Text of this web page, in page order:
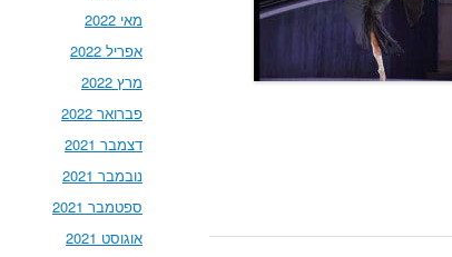
מאי 2022
אפריל 2022
מרץ 2022
פברואר 2022
דצמבר 2021
נובמבר 2021
ספטמבר 2021
אוגוסט 2021